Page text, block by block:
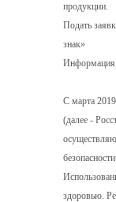
продукции.
Подать
знак»
Информация
С марта
(далее -
здоровью.